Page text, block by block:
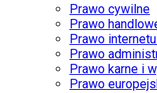
Prawo cywilne
Prawo
Prawo
Prawo
Prawo karne i
Prawo